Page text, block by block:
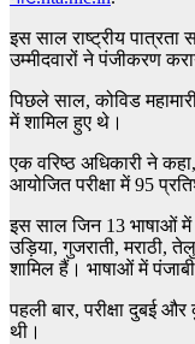
इस साल राष्ट्रीय पात्रता
उम्मीदवारों ने पंजीकरण
पिछले साल, कोविड
में शामिल हुए थे।
एक वरिष्ठ अधिकारी ने
आयोजित परीक्षा में 95
इस साल जिन 13 भाषाओं में
उड़िया, गुजराती, मराठी,
शामिल हैं। भाषाओं में
पहली बार, परीक्षा दुबई
थी।